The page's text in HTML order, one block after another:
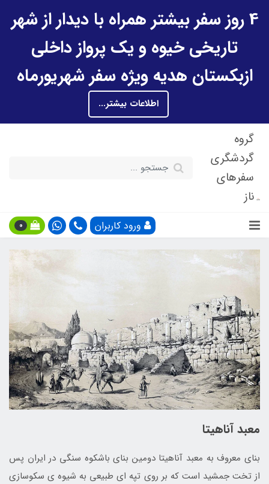
4 روز سفر بیشتر همراه با دیدار از شهر
تاریخی خیوه و یک پرواز داخلی
ازبکستان هدیه ویژه سفر شهریورماه
اطلاعات بیشتر...
گروه
گردشگری
سفرهای
ناز
ورود کاربران 0
معبد آناهیتا
بنای معروف به معبد آناهیتا دومین بنای باشکوه سنگی در ایران پس
از تخت جمشید است که بر روی تپه ای طبیعی به شیوه ی سکوسازی